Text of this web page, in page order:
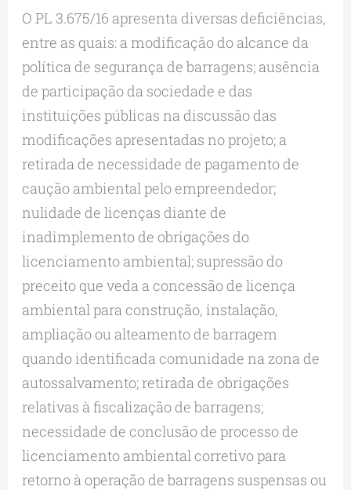
O PL 3.675/16 apresenta diversas deficiências,
entre as quais: a modificação do alcance da
política de segurança de barragens; ausência
de participação da sociedade e das
instituições públicas na discussão das
modificações apresentadas no projeto; a
retirada de necessidade de pagamento de
caução ambiental pelo empreendedor;
nulidade de licenças diante de
inadimplemento de obrigações do
licenciamento ambiental; supressão do
preceito que veda a concessão de licença
ambiental para construção, instalação,
ampliação ou alteamento de barragem
quando identificada comunidade na zona de
autossalvamento; retirada de obrigações
relativas à fiscalização de barragens;
necessidade de conclusão de processo de
licenciamento ambiental corretivo para
retorno à operação de barragens suspensas ou